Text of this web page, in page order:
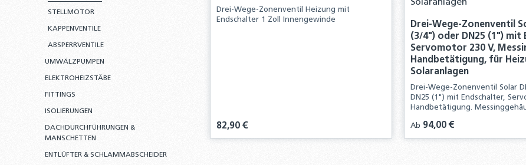
STELLMOTOR
KAPPENVENTILE
ABSPERRVENTILE
UMWÄLZPUMPEN
ELEKTROHEIZSTÄBE
FITTINGS
ISOLIERUNGEN
DACHDURCHFÜHRUNGEN &
MANSCHETTEN
ENTLÜFTER & SCHLAMMABSCHEIDER
Drei-Wege-Zonenventil Heizung mit
Endschalter 1 Zoll Innengewinde
Regulärer Preis:
82,90 €
Drei-Wege-Zonenventil
(3/4") oder DN25 (1") mit
Servomotor 230 V,
Handbetätigung, für
Solaranlagen
Drei-Wege-Zonenventil Solar
DN25 (1") mit Endschalter,
Handbetätigung.
Solaranlagen, bis 10 bar, 5–130
Wasser/Glykol.
Regulärer Preis:
Ab 94,00 €